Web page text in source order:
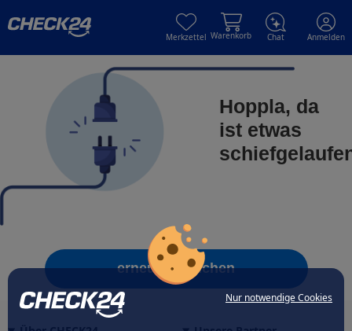
Nur notwendige Cookies
Merkzettel Warenkorb Chat Anmelden
Hoppla, da
ist etwas
erneut versuchen